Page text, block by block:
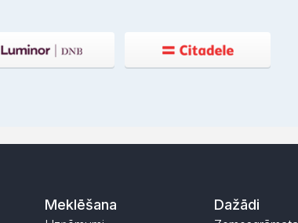
Meklēšana Dažādi